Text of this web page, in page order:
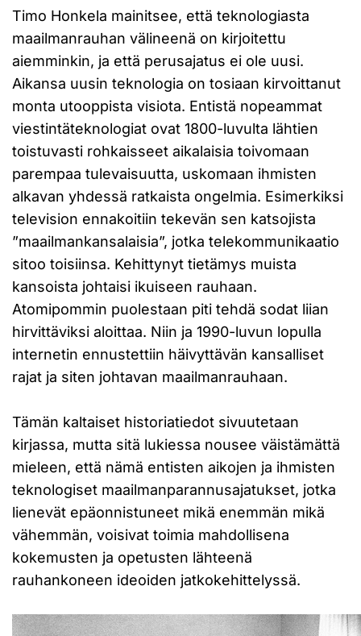
Timo Honkela mainitsee, että teknologiasta
maailmanrauhan välineenä on kirjoitettu
aiemminkin, ja että perusajatus ei ole uusi.
Aikansa uusin teknologia on tosiaan kirvoittanut
monta utooppista visiota. Entistä nopeammat
viestintäteknologiat ovat 1800-luvulta lähtien
toistuvasti rohkaisseet aikalaisia toivomaan
parempaa tulevaisuutta, uskomaan ihmisten
alkavan yhdessä ratkaista ongelmia. Esimerkiksi
television ennakoitiin tekevän sen katsojista
”maailmankansalaisia”, jotka telekommunikaatio
sitoo toisiinsa. Kehittynyt tietämys muista
kansoista johtaisi ikuiseen rauhaan.
Atomipommin puolestaan piti tehdä sodat liian
hirvittäviksi aloittaa. Niin ja 1990-luvun lopulla
internetin ennustettiin häivyttävän kansalliset
rajat ja siten johtavan maailmanrauhaan.
Tämän kaltaiset historiatiedot sivuutetaan
kirjassa, mutta sitä lukiessa nousee väistämättä
mieleen, että nämä entisten aikojen ja ihmisten
teknologiset maailmanparannusajatukset, jotka
lienevät epäonnistuneet mikä enemmän mikä
vähemmän, voisivat toimia mahdollisena
kokemusten ja opetusten lähteenä
rauhankoneen ideoiden jatkokehittelyssä.